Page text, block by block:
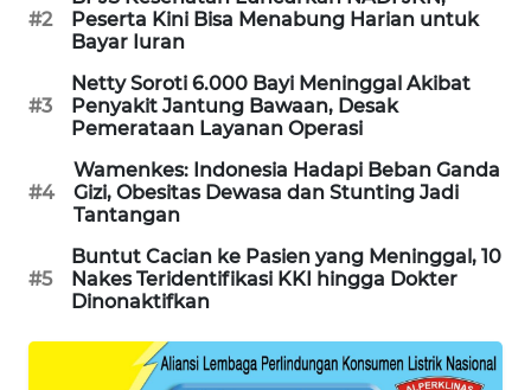
#2
Peserta Kini Bisa Menabung Harian untuk
Bayar Iuran
#3
Netty Soroti 6.000 Bayi Meninggal Akibat
Penyakit Jantung Bawaan, Desak
Pemerataan Layanan Operasi
#4
Wamenkes: Indonesia Hadapi Beban Ganda
Gizi, Obesitas Dewasa dan Stunting Jadi
Tantangan
#5
Buntut Cacian ke Pasien yang Meninggal, 10
Nakes Teridentifikasi KKI hingga Dokter
Dinonaktifkan
ID
NET
WATCH